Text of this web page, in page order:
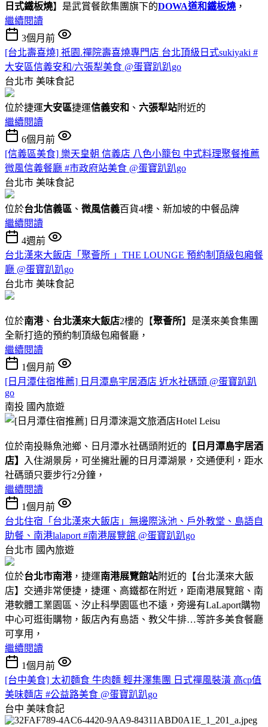
日式鐵板燒】是武賞餐飲集團旗下的DOWA道和鐵板燒 ，
繼續閱讀
3個月前
[台北壽喜燒] 祇園.禪院壽喜燒專門店 台北頂級日式sukiyaki #
大安區信義安和/六張犁美食 @蛋寶趴趴go
台北市 美味食記
位於捷運大安區捷運信義安和 、 六張犁站附近的
繼續閱讀
6個月前
[信義區美食] 樂天皇朝 信義店 八色小籠包 中式料理聚餐推薦
微風信義餐廳 #市政府站美食 @蛋寶趴趴go
台北市 美味食記
位於台北信義區 、 微風信義百貨4樓、新加坡的中餐品牌
繼續閱讀
4週前
台北漢來大飯店「聚薈所 」THE LOUNGE 預約制頂級包廂餐
廳 @蛋寶趴趴go
台北市 美味食記
位於南港、 台北漢來大飯店2樓的【聚薈所】是漢來美食集團
全新打造的預約制頂級包廂餐廳，
繼續閱讀
1個月前
[日月潭住宿推薦] 日月潭島宇居酒店 近水社碼頭 @蛋寶趴趴
go
南投 國內旅遊
位於南投縣魚池鄉、日月潭水社碼頭附近的 【日月潭島宇居酒
店】
入住湖景房，可坐擁壯麗的日月潭湖景，交通便利，距水
社碼頭只要步行2分鐘，
繼續閱讀
1個月前
台北住宿「台北漢來大飯店」無邊際泳池、戶外教堂、島語自
助餐、南港lalaport #南港展覽館 @蛋寶趴趴go
台北市 國內旅遊
位於台北市南港，捷運南港展覽館站附近的【台北漢來大飯
店】交通非常便捷，捷運、高鐵都在附近，距南港展覽館、南
港軟體工業園區、汐止科學園區也不遠，旁邊有LaLaport購物
中心可逛街購物，飯店內有島語、教父牛排…等許多美食餐廳
可享用，
繼續閱讀
1個月前
[台中美食] 太初麵食 牛肉麵 輕井澤集團 日式禪風裝潢 高cp值
美味麵店 #公益路美食 @蛋寶趴趴go
台中 美味食記